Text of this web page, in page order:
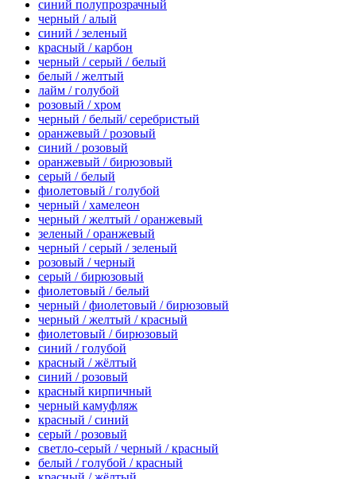
синий полупрозрачный
черный / алый
синий / зеленый
красный / карбон
черный / серый / белый
белый / желтый
лайм / голубой
розовый / хром
черный / белый/ серебристый
оранжевый / розовый
синий / розовый
оранжевый / бирюзовый
серый / белый
фиолетовый / голубой
черный / хамелеон
черный / желтый / оранжевый
зеленый / оранжевый
черный / серый / зеленый
розовый / черный
серый / бирюзовый
фиолетовый / белый
черный / фиолетовый / бирюзовый
черный / желтый / красный
фиолетовый / бирюзовый
синий / голубой
красный / жёлтый
синий / розовый
красный кирпичный
черный камуфляж
красный / синий
серый / розовый
светло-серый / черный / красный
белый / голубой / красный